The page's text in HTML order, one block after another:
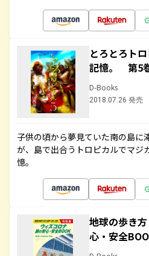
とろとろト
記憶。 第5
D-Books
2018.07.26 発売
子供の頃から夢見ていた南の島に
が、島で出合うトロピカルでマジ
憶。
地球の歩き
心・安全